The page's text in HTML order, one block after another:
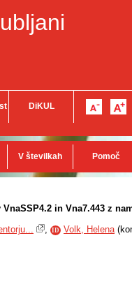
DiKUL
V številkah Pomoč
in Vna7.443 z
, ID Volk, Helena(